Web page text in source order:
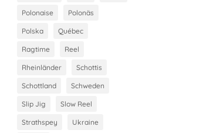
Polonaise Polonäs
Polska Québec
Ragtime Reel
Rheinländer Schottis
Schottland Schweden
Slip Jig Slow Reel
Strathspey Ukraine